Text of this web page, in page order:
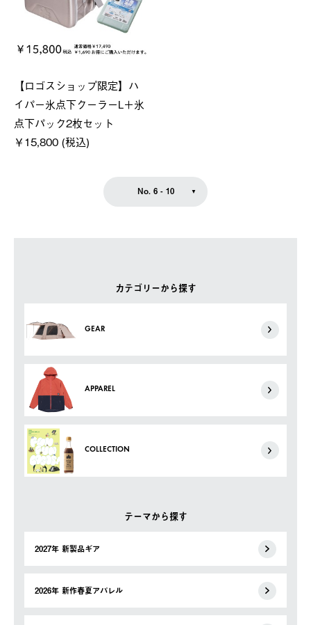
カテゴリーから探す
GEAR
APPAREL
COLLECTION
テーマから探す
2027年 新製品ギア
2026年 新作春夏アパレル
【ロゴスショップ限定】ハ
イパー氷点下クーラーL＋氷
点下パック2枚セット
￥15,800 (税込)
No. 6 - 10